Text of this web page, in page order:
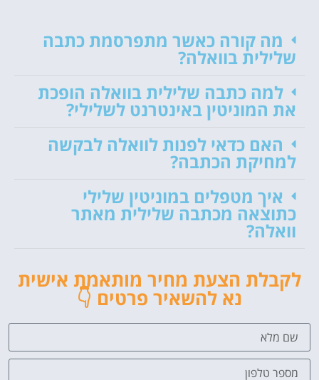
מה קורה כאשר מתפרסמת כתבה
שלילית בוואלה?
למה כתבה שלילית בוואלה הופכת
את המוניטין באינטרנט לשלילי?
האם כדאי לפנות לוואלה לבקשה
למחיקת הכתבה?
איך מטפלים במוניטין שלילי
כתוצאה מכתבה שלילית מאתר
וואלה?
לקבלת הצעת מחיר מותאמת אישית
נא להשאיר פרטים 👇